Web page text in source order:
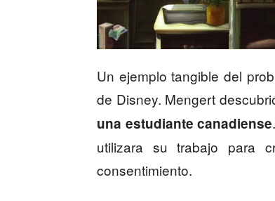
Un ejemplo tangible del
de Disney. Mengert
una estudiante canadiense
utilizara su trabajo para
consentimiento.